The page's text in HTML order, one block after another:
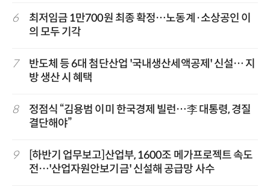
6
최저임금 1만700원 최종 확정…노동계·소상공인 이
의 모두 기각
7
반도체 등 6대 첨단산업 '국내생산세액공제' 신설… 지
방 생산 시 혜택
8
정점식 “김용범 이미 한국경제 빌런…李 대통령, 경질
결단해야”
9
[하반기 업무보고]산업부, 1600조 메가프로젝트 속도
전…'산업자원안보기금' 신설해 공급망 사수